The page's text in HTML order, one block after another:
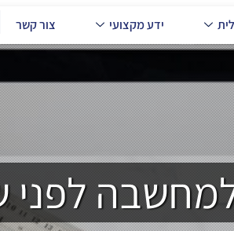
ידע מקצועי צור קשר
למחשבה